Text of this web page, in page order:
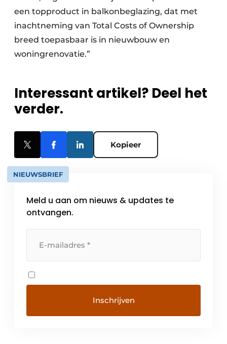
een topproduct in balkonbeglazing, dat met
inachtneming van Total Costs of Ownership
breed toepasbaar is in nieuwbouw en
woningrenovatie.”
Interessant artikel? Deel het
verder.
Kopieer
NIEUWSBRIEF
Meld u aan om nieuws & updates te
ontvangen.